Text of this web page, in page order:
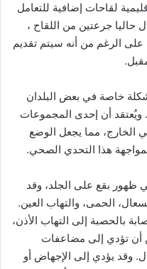
لقاحات إضافية للتعامل
جرعتين من اللقاح ،
، على الرغم من أنه سيتم تقديم
خاصة في بعض البلدان
ويُعتقد أن إحدى المجموعات
الخارج، مما يجعل الوضع
هذا التحدي الصحي.
بقع على الجلد، وقد
الحمى، والتهاب العين.
بالحصبة إلى التهاب الأذن،
أن تؤدي إلى مضاعفات
وقد يؤدي إلى الإجهاض أو